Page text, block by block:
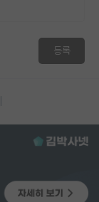
등록